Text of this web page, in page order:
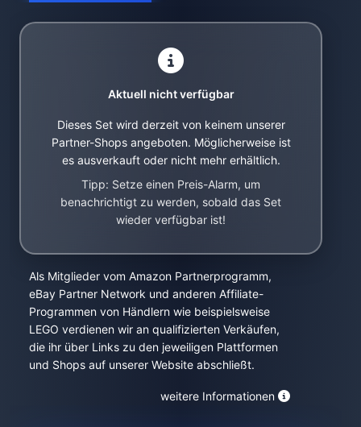
Aktuell nicht verfügbar
Dieses Set wird derzeit von keinem unserer
Partner-Shops angeboten. Möglicherweise ist
es ausverkauft oder nicht mehr erhältlich.
Tipp: Setze einen Preis-Alarm, um
benachrichtigt zu werden, sobald das Set
wieder verfügbar ist!
Als Mitglieder vom Amazon Partnerprogramm,
eBay Partner Network und anderen Affiliate-
Programmen von Händlern wie beispielsweise
LEGO verdienen wir an qualifizierten Verkäufen,
die ihr über Links zu den jeweiligen Plattformen
und Shops auf unserer Website abschließt.
weitere Informationen